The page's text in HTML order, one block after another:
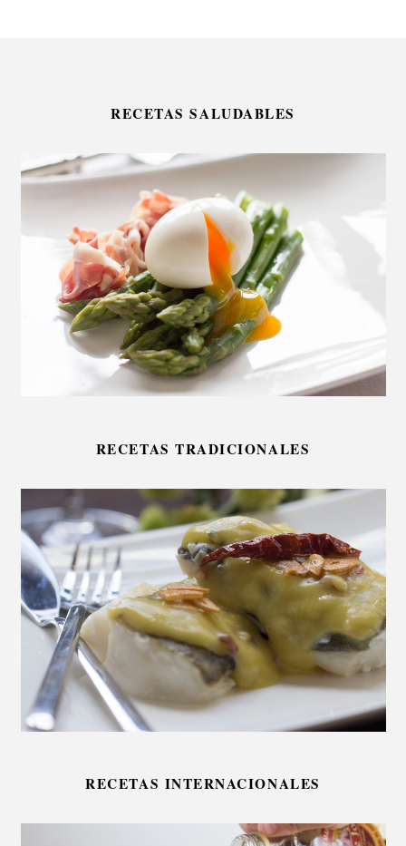
RECETAS SALUDABLES
RECETAS TRADICIONALES
RECETAS INTERNACIONALES